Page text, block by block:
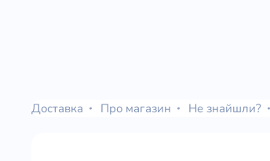
Доставка Про магазин Не знайшли?